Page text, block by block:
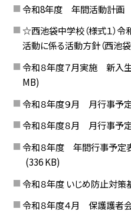
令和8年度 年間活動計画
☆西池袋中学校（様式１）
活動に係る活動方針（西池袋
令和８年度７月実施 新入
MB)
令和８年度９月 月行事予
令和８年度８月 月行事予
令和８年度 年間行事予定表
(336 KB)
令和８年度 いじめ防止対策
令和８年度４月 保護護者